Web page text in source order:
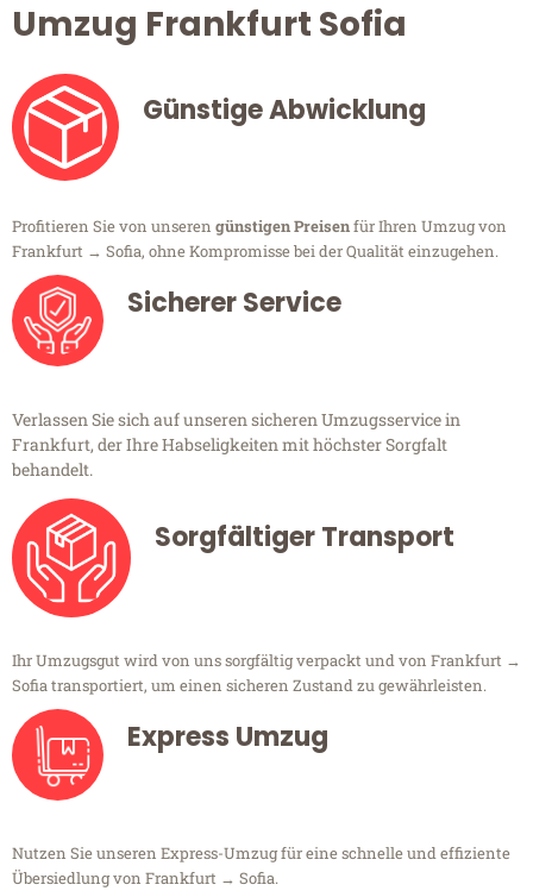
Umzug Frankfurt Sofia
Günstige Abwicklung
Profitieren Sie von unseren günstigen Preisenfür Ihren Umzug von
Frankfurt → Sofia, ohne Kompromisse bei der Qualität einzugehen.
Sicherer Service
Verlassen Sie sich auf unseren sicheren Umzugsservice in
Frankfurt, der Ihre Habseligkeiten mit höchster Sorgfalt
behandelt.
Sorgfältiger Transport
Ihr Umzugsgut wird von uns sorgfältig verpackt und von Frankfurt →
Sofia transportiert, um einen sicheren Zustand zu gewährleisten.
Express Umzug
Nutzen Sie unseren Express-Umzug für eine schnelle und effiziente
Übersiedlung von Frankfurt → Sofia.